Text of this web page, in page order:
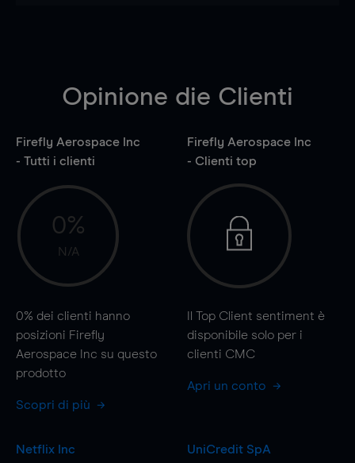
Opinione die Clienti
Firefly Aerospace Inc
- Tutti i clienti
0%
N/A
0% dei clienti hanno
posizioni Firefly
Aerospace Inc su questo
prodotto
Scopri di più
Firefly Aerospace Inc
- Clienti top
Il Top Client sentiment è
disponibile solo per i
clienti CMC
Apri un conto
Netflix Inc
UniCredit SpA